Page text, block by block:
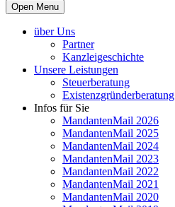
Open Menu
über Uns
Partner
Kanzleigeschichte
Unsere Leistungen
Steuerberatung
Existenzgründerberatung
Infos für Sie
MandantenMail 2026
MandantenMail 2025
MandantenMail 2024
MandantenMail 2023
MandantenMail 2022
MandantenMail 2021
MandantenMail 2020